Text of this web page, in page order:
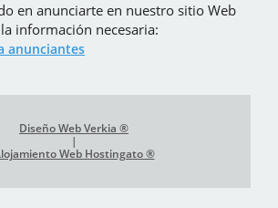
en anunciarte en nuestro sitio Web
información necesaria:
anunciantes
Diseño Web Verkia ®
|
Web Hostingato ®